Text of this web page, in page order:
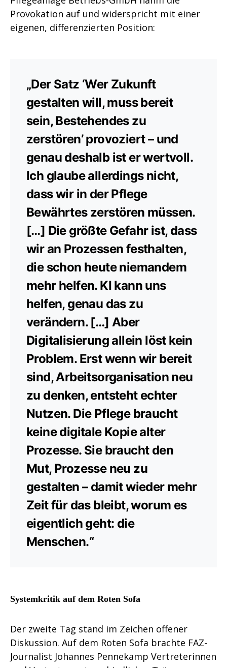
Provokation auf und widerspricht mit einer
eigenen, differenzierten Position:
„Der Satz ‘Wer Zukunft
gestalten will, muss bereit
sein, Bestehendes zu
zerstören’ provoziert – und
genau deshalb ist er wertvoll.
Ich glaube allerdings nicht,
dass wir in der Pflege
Bewährtes zerstören müssen.
[…] Die größte Gefahr ist, dass
wir an Prozessen festhalten,
die schon heute niemandem
mehr helfen. KI kann uns
helfen, genau das zu
verändern. […] Aber
Digitalisierung allein löst kein
Problem. Erst wenn wir bereit
sind, Arbeitsorganisation neu
zu denken, entsteht echter
Nutzen. Die Pflege braucht
keine digitale Kopie alter
Prozesse. Sie braucht den
Mut, Prozesse neu zu
gestalten – damit wieder mehr
Zeit für das bleibt, worum es
eigentlich geht: die
Menschen.“
Systemkritik auf dem Roten Sofa
Der zweite Tag stand im Zeichen offener
Diskussion. Auf dem Roten Sofa brachte FAZ-
Journalist Johannes Pennekamp Vertreterinnen